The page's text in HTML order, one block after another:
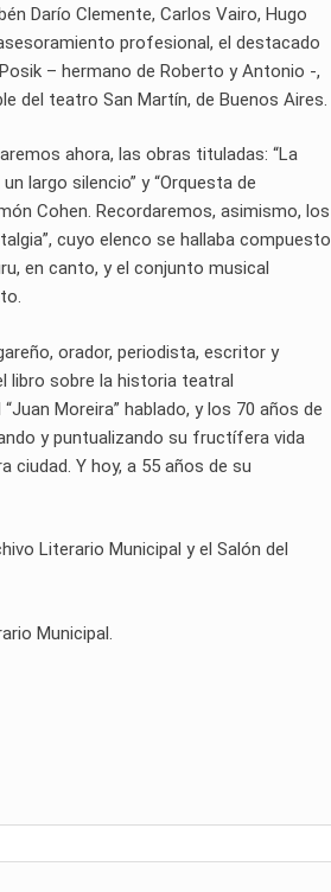
Darío Clemente, Carlos Vairo, Hugo
profesional, el destacado
– hermano de Roberto y Antonio -,
del teatro San Martín, de Buenos Aires.
ahora, las obras tituladas: “La
largo silencio” y “Orquesta de
Cohen. Recordaremos, asimismo, los
cuyo elenco se hallaba compuesto
en canto, y el conjunto musical
orador, periodista, escritor y
libro sobre la historia teatral
Moreira” hablado, y los 70 años de
y puntualizando su fructífera vida
ciudad. Y hoy, a 55 años de su
Literario Municipal y el Salón del
Municipal.